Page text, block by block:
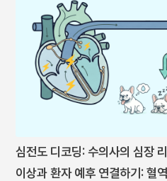
심전도 디코딩: 수의사의 심장
이상과 환자 예후 연결하기: 혈